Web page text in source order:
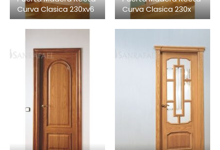
Curva Clasica 230xv6
Curva Clasica 230x